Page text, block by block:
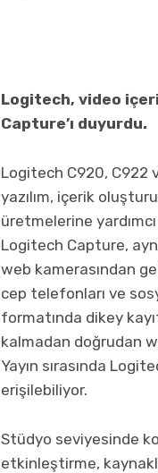
Logitech, video
Capture’ı duyurdu.
Logitech C920, C922
yazılım, içerik
üretmelerine
Logitech Capture,
web kamerasından
cep telefonları ve
formatında dikey
kalmadan doğrudan
Yayın sırasında
erişilebiliyor.
Stüdyo seviyesinde
etkinleştirme,